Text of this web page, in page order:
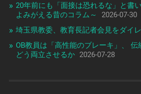
20年前にも「面接は恐れるな」と書
よみがえる昔のコラム～
2026-07-30
埼玉県教委、教育長記者会見をダイ
OB教員は「高性能のブレーキ」、
どう両立させるか 2026-07-28